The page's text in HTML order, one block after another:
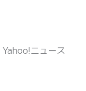
Yahoo!ニュース